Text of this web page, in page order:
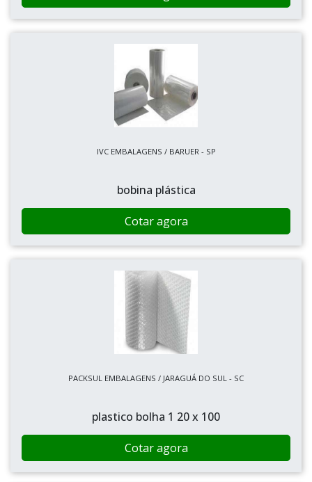
IVC EMBALAGENS / BARUER - SP
bobina plástica
Cotar agora
PACKSUL EMBALAGENS / JARAGUÁ DO SUL - SC
plastico bolha 1 20 x 100
Cotar agora